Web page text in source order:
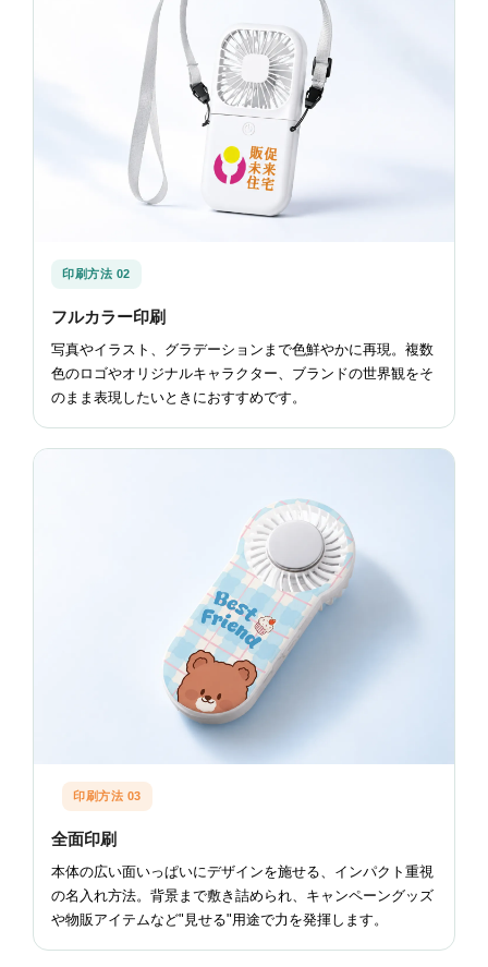
印刷方法 02
フルカラー印刷
写真やイラスト、グラデーションまで色鮮やかに再現。複数
色のロゴやオリジナルキャラクター、ブランドの世界観をそ
のまま表現したいときにおすすめです。
印刷方法 03
全面印刷
本体の広い面いっぱいにデザインを施せる、インパクト重視
の名入れ方法。背景まで敷き詰められ、キャンペーングッズ
や物販アイテムなど"見せる"用途で力を発揮します。